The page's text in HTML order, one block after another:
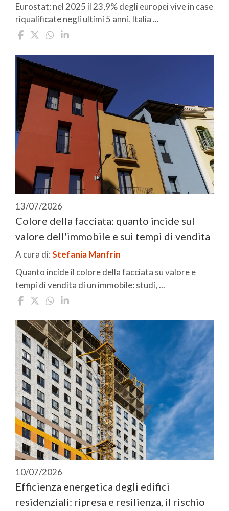
Eurostat: nel 2025 il 23,9% degli europei vive in case
riqualificate negli ultimi 5 anni. Italia ...
13/07/2026
Colore della facciata: quanto incide sul
valore dell'immobile e sui tempi di vendita
A cura di:Stefania Manfrin
Quanto incide il colore della facciata su valore e
tempi di vendita di un immobile: studi, ...
10/07/2026
Efficienza energetica degli edifici
residenziali: ripresa e resilienza, il rischio